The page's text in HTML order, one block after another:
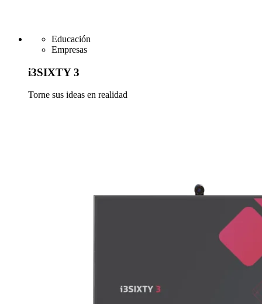
Educación
Empresas
i3SIXTY 3
Torne sus ideas en realidad